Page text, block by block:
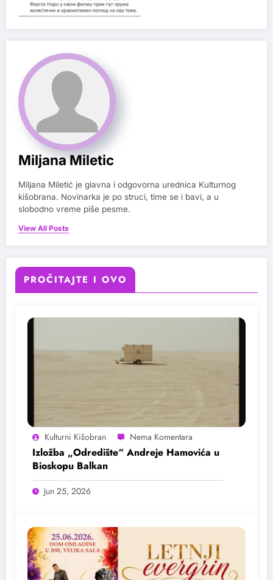
Miljana Miletic
Miljana Miletić je glavna i odgovorna urednica Kulturnog
kišobrana. Novinarka je po struci, time se i bavi, a u
slobodno vreme piše pesme.
View All Posts
PROČITAJTE I OVO
Kulturni Kišobran
Izložba „Odredište“ Andreje Hamovića u
Bioskopu Balkan
Jun 25, 2026